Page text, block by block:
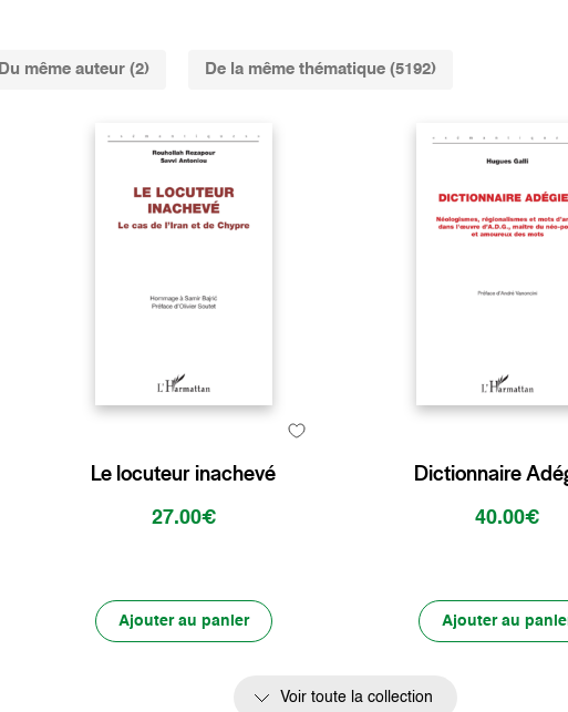
Du même auteur (2) De la même thématique (5192)
Le locuteur inachevé
27.00€
Ajouter au panier
Dictionnaire
40.00€
Ajouter au
Voir toute la collection